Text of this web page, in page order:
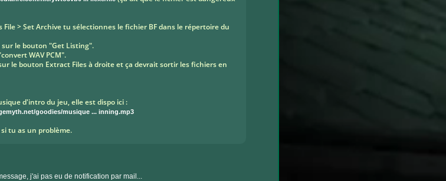
File > Set Archive tu sélectionnes le fichier BF dans le répertoire du
sur le bouton "Get Listing".
WAV PCM".
le bouton Extract Files à droite et ça devrait sortir les fichiers en
d'intro du jeu, elle est dispo ici :
goodies/musique ... inning.mp3
tu as un problème.
j'ai pas eu de notification par mail...